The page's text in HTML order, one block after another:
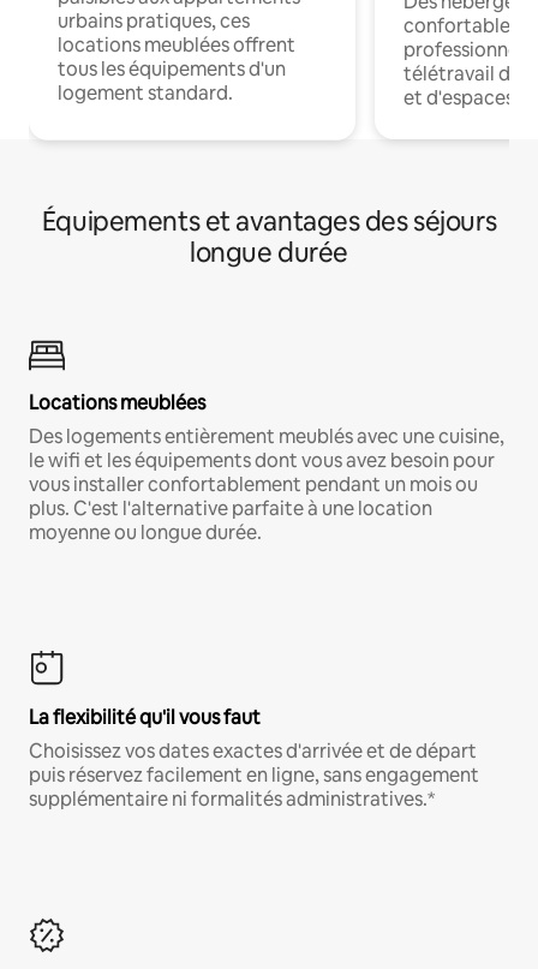
urbains pratiques, ces
locations meublées offrent
tous les équipements d'un
logement standard.
confortables
professionnels
télétravail
et d'espaces
Équipements et avantages des séjours
longue durée
Locations meublées
Des logements entièrement meublés avec une cuisine,
le wifi et les équipements dont vous avez besoin pour
vous installer confortablement pendant un mois ou
plus. C'est l'alternative parfaite à une location
moyenne ou longue durée.
La flexibilité qu'il vous faut
Choisissez vos dates exactes d'arrivée et de départ
puis réservez facilement en ligne, sans engagement
supplémentaire ni formalités administratives.*